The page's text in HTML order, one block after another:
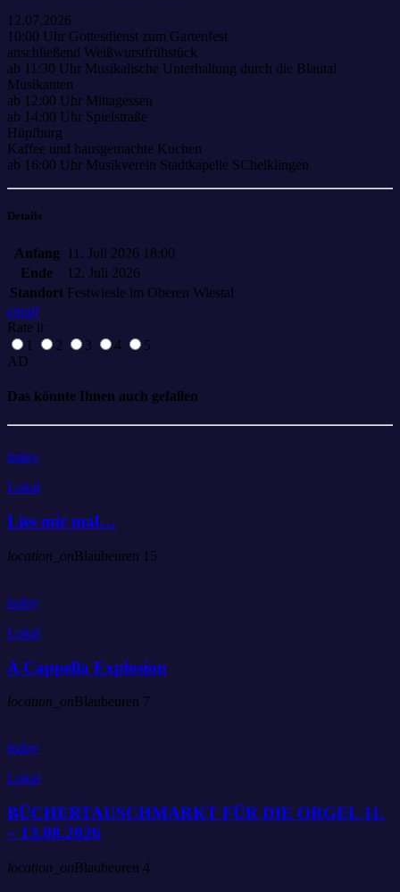
12.07.2026
10:00 Uhr Gottesdienst zum Gartenfest
anschließend Weißwurstfrühstück
ab 11:30 Uhr Musikalische Unterhaltung durch die Blautal
Musikanten
ab 12:00 Uhr Mittagessen
ab 14:00 Uhr Spielstraße
Hüpfburg
Kaffee und hausgemachte Kuchen
ab 16:00 Uhr Musikverein Stadtkapelle SChelklingen
Details
Anfang
11. Juli 2026 18:00
Ende
12. Juli 2026
Standort Festwiesle im Oberen Wiestal
email
Rate it
1
2 3 4
5
AD
Das könnte Ihnen auch gefallen
today
Lokal
Lies mir mal…
location_onBlaubeuren 15
today
Lokal
A Cappella Explosion
location_on Blaubeuren 7
today
Lokal
BÜCHERTAUSCHMARKT FÜR DIE ORGEL 11.
– 13.08.2026
location_onBlaubeuren 4